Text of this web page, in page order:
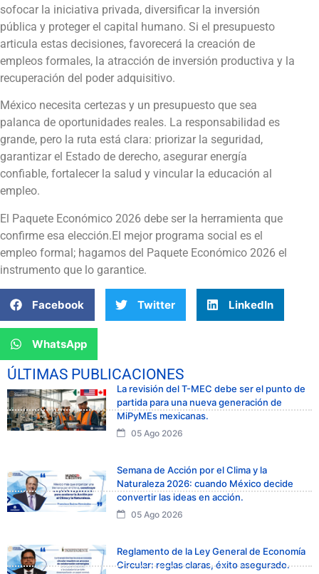
sofocar la iniciativa privada, diversificar la inversión
pública y proteger el capital humano. Si el presupuesto
articula estas decisiones, favorecerá la creación de
empleos formales, la atracción de inversión productiva y la
recuperación del poder adquisitivo.
México necesita certezas y un presupuesto que sea
palanca de oportunidades reales. La responsabilidad es
grande, pero la ruta está clara: priorizar la seguridad,
garantizar el Estado de derecho, asegurar energía
confiable, fortalecer la salud y vincular la educación al
empleo.
El Paquete Económico 2026 debe ser la herramienta que
confirme esa elección.El mejor programa social es el
empleo formal; hagamos del Paquete Económico 2026 el
instrumento que lo garantice.
Facebook Twitter LinkedIn
WhatsApp
ÚLTIMAS PUBLICACIONES
La revisión del T-MEC debe ser el punto de
partida para una nueva generación de
MiPyMEs mexicanas.
05 Ago 2026
Semana de Acción por el Clima y la
Naturaleza 2026: cuando México decide
convertir las ideas en acción.
05 Ago 2026
Reglamento de la Ley General de Economía
Circular: reglas claras, éxito asegurado.